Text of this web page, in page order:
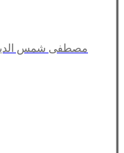
مصطفی شمس